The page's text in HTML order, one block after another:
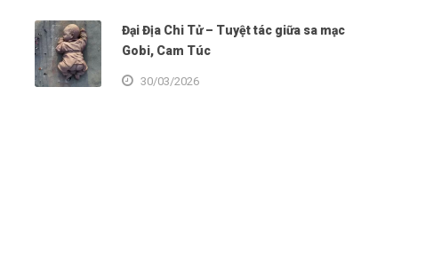
Đại Địa Chi Tử – Tuyệt tác giữa sa mạc
Gobi, Cam Túc
30/03/2026